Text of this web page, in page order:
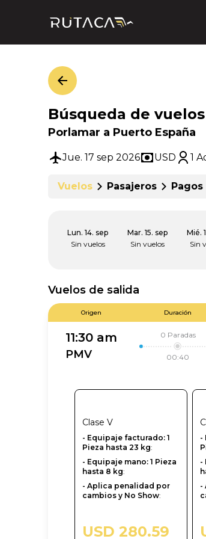
Búsqueda de vuelos
Porlamar a Puerto España
Jue. 17 sep 2026 USD 1
Vuelos Pasajeros Pagos
Lun. 14. sep
Sin vuelos
Mar. 15. sep
Sin vuelos
Mié.
Sin
Vuelos de salida
Origen Duración
11:30 am
PMV
0 Paradas
00:40
Clase V
- ‎Equipaje facturado: 1
Pieza hasta 23 kg:
- Equipaje mano: 1 Pieza
hasta 8 kg:
- Aplica penalidad por
cambios y No Show:
USD 280.59
-
-
-